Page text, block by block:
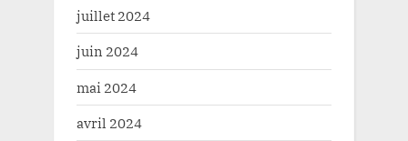
juillet 2024
juin 2024
mai 2024
avril 2024